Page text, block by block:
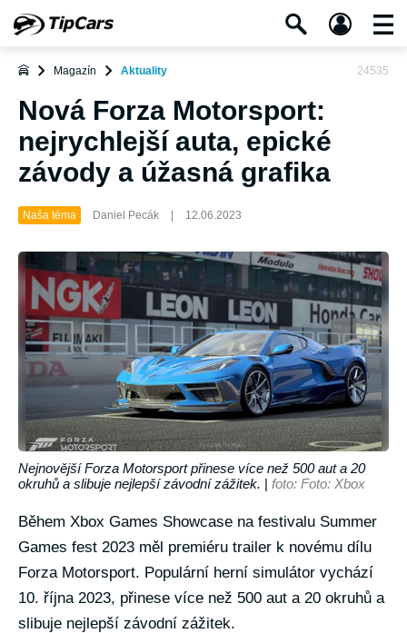
Magazín Aktuality 24535
Nová Forza Motorsport:
nejrychlejší auta, epické
závody a úžasná grafika
Naša téma Daniel Pecák 12.06.2023
Nejnovější Forza Motorsport přinese více než 500 aut a 20
okruhů a slibuje nejlepší závodní zážitek. | foto: Foto: Xbox
Během Xbox Games Showcase na festivalu Summer
Games fest 2023 měl premiéru trailer k novému dílu
Forza Motorsport. Populární herní simulátor vychází
10. října 2023, přinese více než 500 aut a 20 okruhů a
slibuje nejlepší závodní zážitek.